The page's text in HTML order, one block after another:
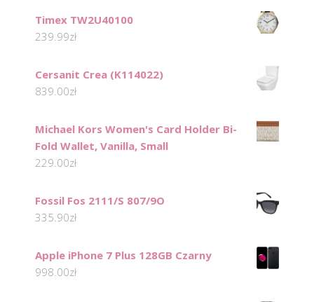
Timex TW2U40100
239.99zł
Cersanit Crea (K114022)
839.00zł
Michael Kors Women's Card Holder Bi-
Fold Wallet, Vanilla, Small
229.00zł
Fossil Fos 2111/S 807/9O
335.90zł
Apple iPhone 7 Plus 128GB Czarny
998.00zł